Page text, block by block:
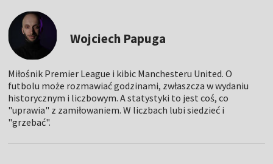
Wojciech Papuga
Miłośnik Premier League i kibic Manchesteru United. O
futbolu może rozmawiać godzinami, zwłaszcza w wydaniu
historycznym i liczbowym. A statystyki to jest coś, co
"uprawia" z zamiłowaniem. W liczbach lubi siedzieć i
"grzebać".